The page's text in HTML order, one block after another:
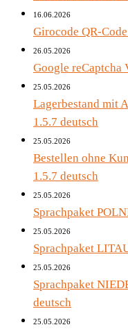
16.06.2026
Girocode QR-
26.05.2026
Google reCaptcha
25.05.2026
Lagerbestand mit
1.5.7 deutsch
25.05.2026
Bestellen ohne
1.5.7 deutsch
25.05.2026
Sprachpaket
25.05.2026
Sprachpaket
25.05.2026
Sprachpaket
deutsch
25.05.2026